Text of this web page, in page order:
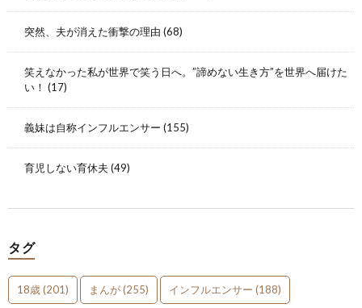
突然、夫が消えた衝撃の理由 (68)
笑えなかった私が世界で笑う日へ。”諦めない生き方”を世界へ届けた
い！ (17)
義妹は自称インフルエンサー (155)
育児しない育休夫 (49)
タグ
18歳(201) まんが(255) インフルエンサー (188)